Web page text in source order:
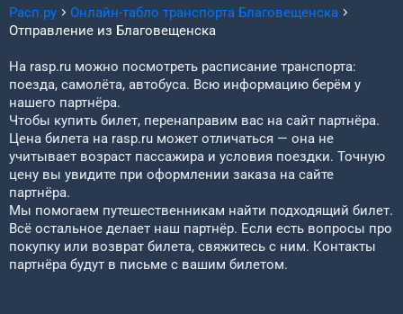
Расп.ру Онлайн-табло транспорта Благовещенска
Отправление из Благовещенска
На rasp.ru можно посмотреть расписание транспорта:
поезда, самолёта, автобуса. Всю информацию берём у
нашего партнёра.
Чтобы купить билет, перенаправим вас на сайт партнёра.
Цена билета на rasp.ru может отличаться — она не
учитывает возраст пассажира и условия поездки. Точную
цену вы увидите при оформлении заказа на сайте
партнёра.
Мы помогаем путешественникам найти подходящий билет.
Всё остальное делает наш партнёр. Если есть вопросы про
покупку или возврат билета, свяжитесь с ним. Контакты
партнёра будут в письме с вашим билетом.